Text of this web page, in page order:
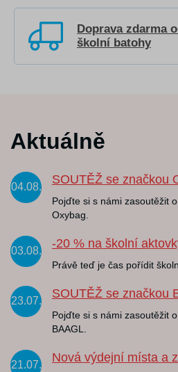
Doprava zdarma
školní batohy
Aktuálně
04.08.
SOUTĚŽ se značkou
Pojďte si s námi zasoutěžit
Oxybag.
03.08.
-20 % na školní
Právě teď je čas pořídit
23.07.
SOUTĚŽ se značkou
Pojďte si s námi zasoutěžit
BAAGL.
21.07.
Nová výdejní místa a